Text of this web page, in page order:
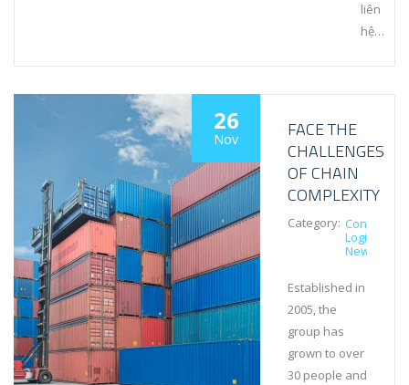
liên
hệ…
26
Nov
FACE THE
CHALLENGES
OF CHAIN
COMPLEXITY
Category: Contract
Logistics
News
Established in
2005, the
group has
grown to over
30 people and